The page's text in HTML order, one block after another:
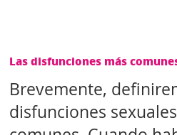
Las disfunciones más
Brevemente,
disfunciones